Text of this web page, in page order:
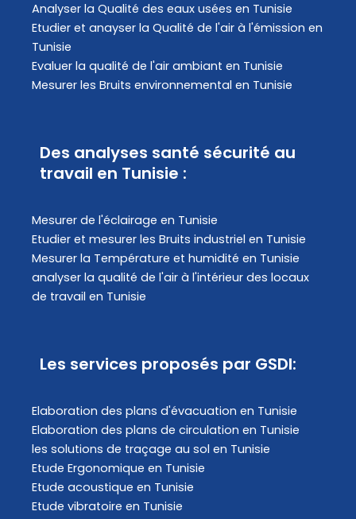
Analyser la Qualité des eaux usées en Tunisie
Etudier et anayser la Qualité de l'air à l'émission en
Tunisie
Evaluer la qualité de l'air ambiant en Tunisie
Mesurer les Bruits environnemental en Tunisie
Des analyses santé sécurité au
travail en Tunisie :
Mesurer de l'éclairage en Tunisie
Etudier et mesurer les Bruits industriel en Tunisie
Mesurer la Température et humidité en Tunisie
analyser la qualité de l'air à l'intérieur des locaux
de travail en Tunisie
Les services proposés par GSDI:
Elaboration des plans d'évacuation​ en Tunisie
Elaboration des plans de circulation en Tunisie
les solutions de traçage au sol en Tunisie
Etude Ergonomique en Tunisie
Etude acoustique en Tunisie
Etude vibratoire en Tunisie